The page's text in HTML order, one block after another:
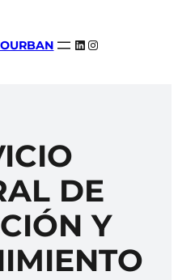
LinkedIn
Instagram
DE
Y